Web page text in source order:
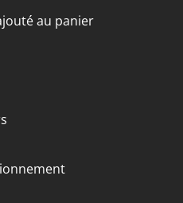
au panier